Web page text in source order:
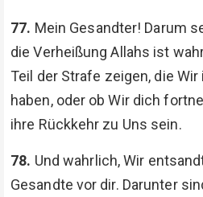
77. Mein Gesandter! Darum
die Verheißung Allahs ist
Teil der Strafe zeigen, die
haben, oder ob Wir dich
ihre Rückkehr zu Uns sein.
78. Und wahrlich, Wir
Gesandte vor dir. Darunter